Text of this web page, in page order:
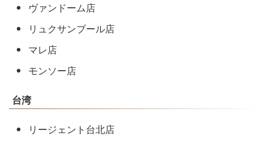
ヴァンドーム店
リュクサンブール店
マレ店
モンソー店
台湾
リージェント台北店